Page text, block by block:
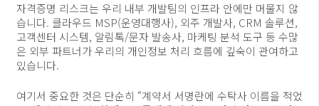
자격증명 리스크는 우리 내부 개발팀의 인프라 안에만 머물지 않
습니다. 클라우드 MSP(운영대행사), 외주 개발사, CRM 솔루션,
고객센터 시스템, 알림톡/문자 발송사, 마케팅 분석 도구 등 수많
은 외부 파트너가 우리의 개인정보 처리 흐름에 깊숙이 관여하고
있습니다.
여기서 중요한 것은 단순히 “계약서 서명란에 수탁사 이름을 적었